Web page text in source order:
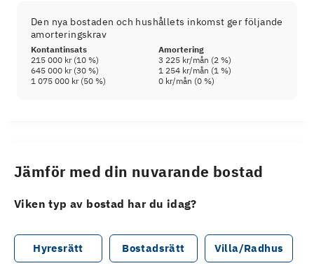
Den nya bostaden och hushållets inkomst ger följande
amorteringskrav
Kontantinsats
Amortering
215 000 kr(10 %) 3 225 kr/mån (2 %)
645 000 kr(30 %) 1 254 kr/mån (1 %)
1 075 000 kr(50 %) 0 kr/mån (0 %)
Jämför med din nuvarande bostad
Viken typ av bostad har du idag?
Hyresrätt Bostadsrätt Villa/Radhus